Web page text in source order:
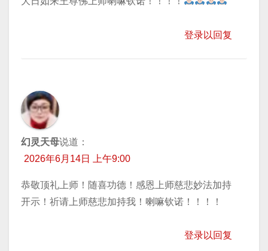
登录以回复
幻灵天母说道：
2026年6月14日 上午9:00
恭敬顶礼上师！随喜功德！感恩上师慈悲妙法加持
开示！祈请上师慈悲加持我！喇嘛钦诺！！！！
登录以回复